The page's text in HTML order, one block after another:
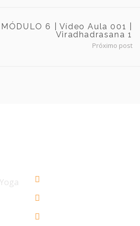
MÓDULO 6 | Vídeo Aula 001 |
Viradhadrasana 1
Próximo post